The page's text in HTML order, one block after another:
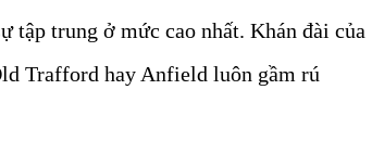
tập trung ở mức cao nhất. Khán đài của
Trafford hay Anfield luôn gầm rú